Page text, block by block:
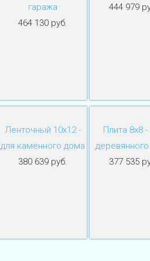
гаража
464 130 руб.
444 979
Ленточный 10х12 -
для каменного дома
380 639 руб.
Плита 8х8 -
377 535